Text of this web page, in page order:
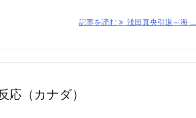
記事を読む
浅田真央引退～海 ...
応（カナダ）